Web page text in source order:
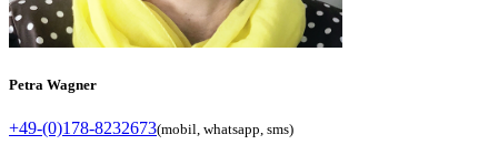
Petra Wagner
+49-(0)178-8232673(mobil, whatsapp, sms)